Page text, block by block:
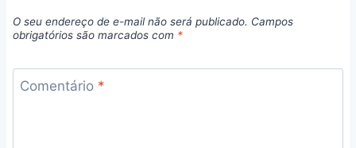
O seu endereço de e-mail não será publicado. Campos
obrigatórios são marcados com *
Comentário *